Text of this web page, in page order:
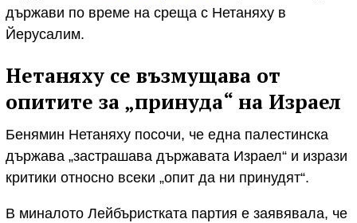
държави по време на среща с Нетаняху в
Йерусалим.
Нетаняху се възмущава от
опитите за „принуда“ на Израел
Бенямин Нетаняху посочи, че една палестинска
държава „застрашава държавата Израел“ и изрази
критики относно всеки „опит да ни принудят“.
В миналото Лейбъристката партия е заявявала, че